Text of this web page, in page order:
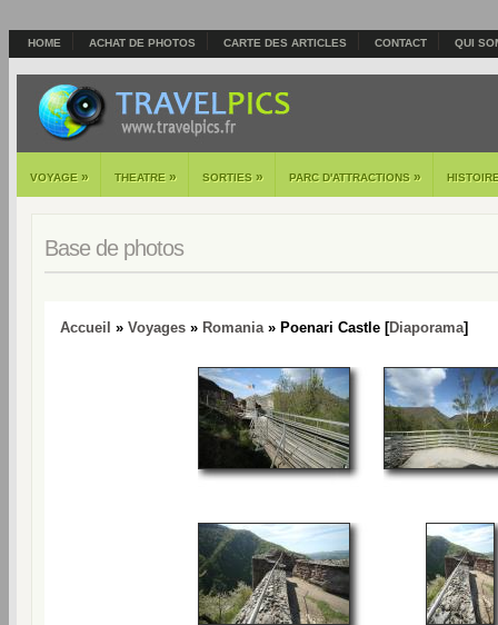
HOME ACHAT DE PHOTOS CARTE DES ARTICLES CONTACT QUI
VOYAGE » THEATRE » SORTIES » PARC D'ATTRACTIONS »
Base de photos
Accueil » Voyages » Romania» Poenari Castle [Diaporama]